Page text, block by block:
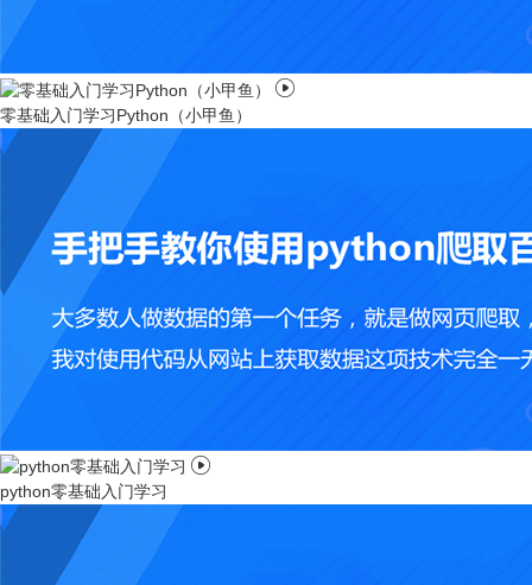

零基础入门学习Python（小甲鱼）

python零基础入门学习